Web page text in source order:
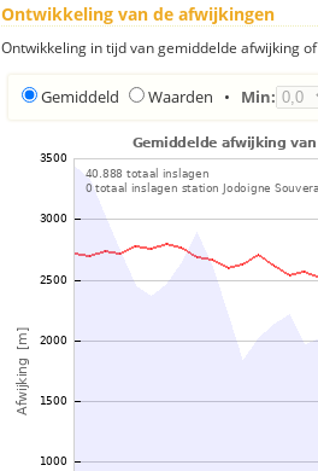
Ontwikkeling van de afwijkingen
Ontwikkeling in tijd van gemiddelde afwijking
Gemiddeld Waarden • Min: